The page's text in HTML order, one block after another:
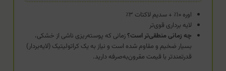
اوره ۱۰٪ + سدیم لاکتات ۳٪
لایه برداری قوی‌تر
چه زمانی منطقی‌تر است؟زمانی که پوسته‌ریزی ناشی از خشکی،
بسیار ضخیم و مقاوم شده است و نیاز به یک کراتولیتیک (لایه‌بردار)
قدرتمندتر با قیمت مقرون‌به‌صرفه دارید.